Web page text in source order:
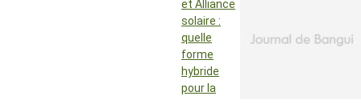
et Alliance
solaire :
quelle
forme
hybride
pour la